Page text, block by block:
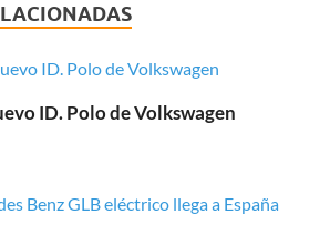
ID. Polo de Volkswagen